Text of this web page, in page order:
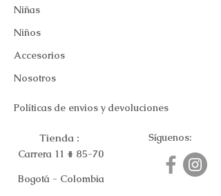
Niñas
Niños
Accesorios
Nosotros
Políticas de envios y devoluciones
Tienda :
Carrera 11 # 85-70
Bogotá - Colombia
Síguenos: